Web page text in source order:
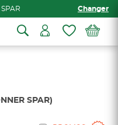
Changer
SPAR)